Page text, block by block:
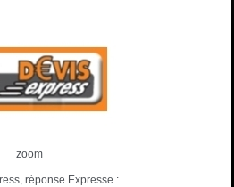
zoom
réponse Expresse :